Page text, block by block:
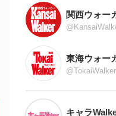
関西ウォー
東海ウォー
キャラ